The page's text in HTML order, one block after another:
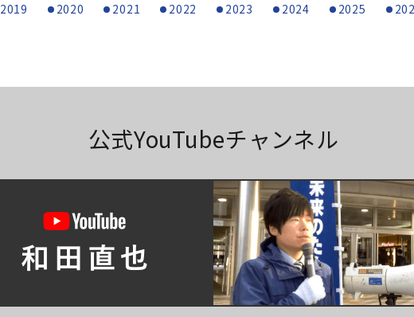
2019 2020 2021 2022 2023 2024 2025
公式YouTubeチャンネル